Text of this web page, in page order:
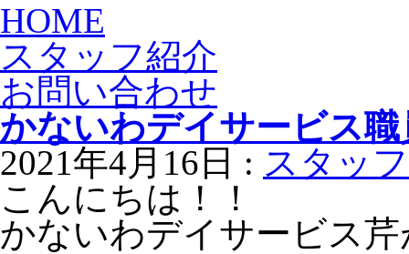
HOME
スタッフ紹介
お問い合わせ
かないわデイサービス職
2021年4月16日 : スタッ
こんにちは！！
かないわデイサービス